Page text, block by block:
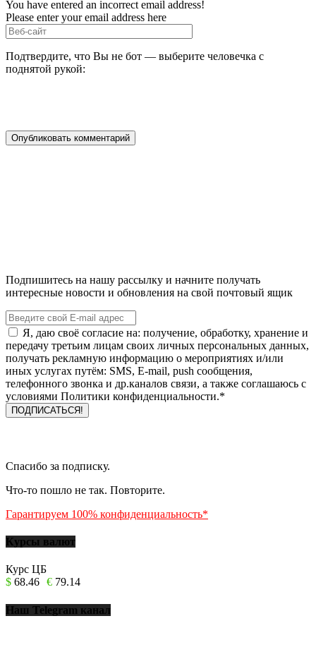
You have entered an incorrect email address!
Please enter your email address here
Подтвердите, что Вы не бот — выберите человечка с
поднятой рукой:
Подпишитесь на нашу рассылку и начните получать
интересные новости и обновления на свой почтовый ящик
Я, даю своё согласие на: получение, обработку, хранение и
передачу третьим лицам своих личных персональных данных,
получать рекламную информацию о мероприятиях и/или
иных услугах путём: SMS, E-mail, push сообщения,
телефонного звонка и др.каналов связи, а также соглашаюсь с
условиями Политики конфиденциальности.*
Спасибо за подписку.
Что-то пошло не так. Повторите.
Гарантируем 100% конфиденциальность*
Курсы валют
Курс ЦБ
$ 68.46 € 79.14
Наш Telegram канал